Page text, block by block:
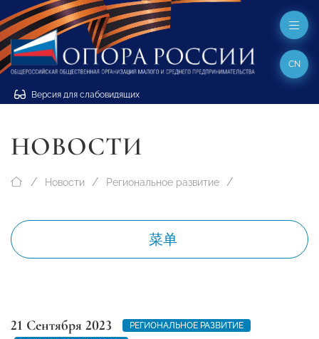
Версия для слабовидящих
CN
НОВОСТИ
Новости Региональное развитие
菜单
21 Сентября 2023
РЕГИОНАЛЬНОЕ РАЗВИТИЕ